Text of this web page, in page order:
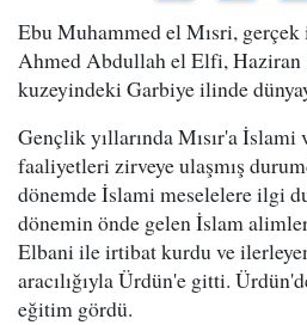
Ebu Muhammed el Mısri,
Ahmed Abdullah el Elfi, Haziran
kuzeyindeki Garbiye ilinde
Gençlik yıllarında Mısır'a İslami
faaliyetleri zirveye ulaşmış
dönemde İslami meselelere ilgi
dönemin önde gelen İslam
Elbani ile irtibat kurdu ve
aracılığıyla Ürdün'e gitti.
eğitim gördü.